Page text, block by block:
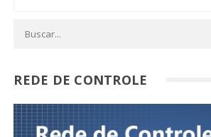
REDE DE CONTROLE